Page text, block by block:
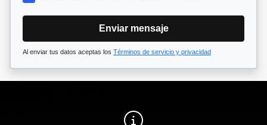
Enviar mensaje
Al enviar tus datos aceptas los Términos de servicio y privacidad